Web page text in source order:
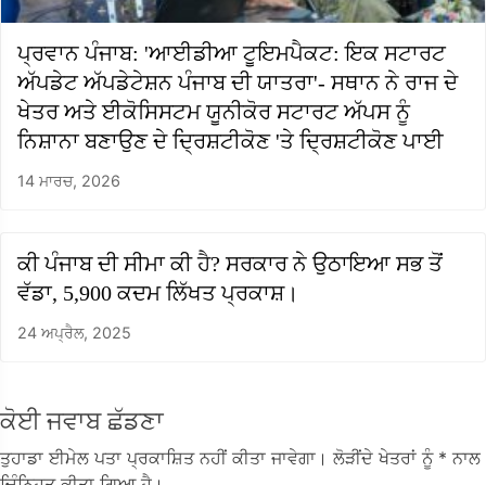
ਪ੍ਰਵਾਨ ਪੰਜਾਬ: 'ਆਈਡੀਆ ਟੂਇਮਪੈਕਟ: ਇਕ ਸਟਾਰਟ
ਅੱਪਡੇਟ ਅੱਪਡੇਟੇਸ਼ਨ ਪੰਜਾਬ ਦੀ ਯਾਤਰਾ'- ਸਥਾਨ ਨੇ ਰਾਜ ਦੇ
ਖੇਤਰ ਅਤੇ ਈਕੋਸਿਸਟਮ ਯੂਨੀਕੋਰ ਸਟਾਰਟ ਅੱਪਸ ਨੂੰ
ਨਿਸ਼ਾਨਾ ਬਣਾਉਣ ਦੇ ਦ੍ਰਿਸ਼ਟੀਕੋਣ 'ਤੇ ਦ੍ਰਿਸ਼ਟੀਕੋਣ ਪਾਈ
14 ਮਾਰਚ, 2026
ਕੀ ਪੰਜਾਬ ਦੀ ਸੀਮਾ ਕੀ ਹੈ? ਸਰਕਾਰ ਨੇ ਉਠਾਇਆ ਸਭ ਤੋਂ
ਵੱਡਾ, 5,900 ਕਦਮ ਲਿੱਖਤ ਪ੍ਰਕਾਸ਼।
24 ਅਪ੍ਰੈਲ, 2025
ਕੋਈ ਜਵਾਬ ਛੱਡਣਾ
ਤੁਹਾਡਾ ਈਮੇਲ ਪਤਾ ਪ੍ਰਕਾਸ਼ਿਤ ਨਹੀਂ ਕੀਤਾ ਜਾਵੇਗਾ। ਲੋੜੀਂਦੇ ਖੇਤਰਾਂ ਨੂੰ * ਨਾਲ